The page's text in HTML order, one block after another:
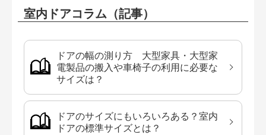
室内ドアコラム（記事）
ドアの幅の測り方 大型家具・大型家
電製品の搬入や車椅子の利用に必要な
サイズは？
ドアのサイズにもいろいろある？室内
ドアの標準サイズとは？